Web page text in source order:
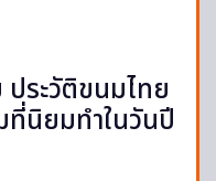
ประวัติขนมไทย
ที่นิยมทำในวันปี